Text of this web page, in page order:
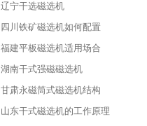
辽宁干选磁选机
四川铁矿磁选机如何配置
福建平板磁选机适用场合
湖南干式强磁磁选机
甘肃永磁筒式磁选机结构
山东干式磁选机的工作原理